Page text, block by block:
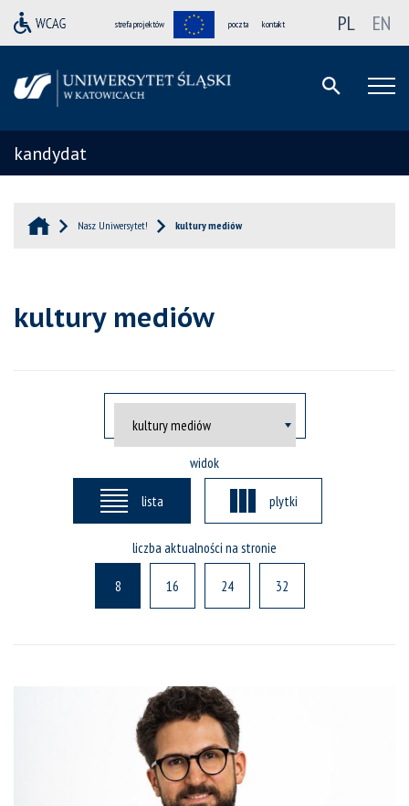
strefa projektów poczta kontakt PL EN
kandydat
Nasz Uniwersytet! kultury mediów
kultury mediów
widok
lista plytki
liczba aktualności na stronie
8 16 24 32